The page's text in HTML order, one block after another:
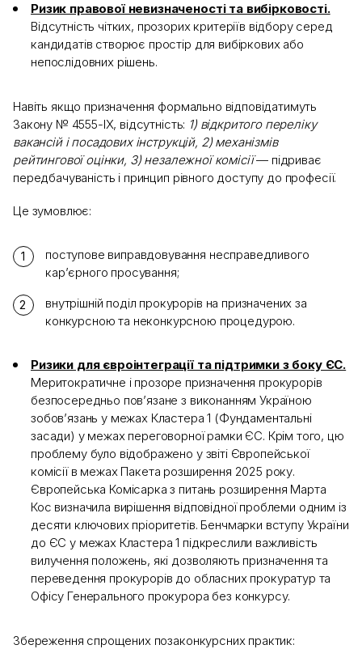
Ризик правової невизначеності та вибірковості.
Відсутність чітких, прозорих критеріїв відбору серед
кандидатів створює простір для вибіркових або
непослідовних рішень.
Навіть якщо призначення формально відповідатимуть
Закону № 4555-IX, відсутність: 1) відкритого переліку
вакансій і посадових інструкцій, 2) механізмів
рейтингової оцінки, 3) незалежної комісії— підриває
передбачуваність і принцип рівного доступу до професії.
Це зумовлює:
поступове виправдовування несправедливого
кар’єрного просування;
внутрішній поділ прокурорів на призначених за
конкурсною та неконкурсною процедурою.
Ризики для євроінтеграції та підтримки з боку ЄС.
Меритократичне і прозоре призначення прокурорів
безпосередньо пов’язане з виконанням Україною
зобов’язань у межах Кластера 1 (Фундаментальні
засади) у межах переговорної рамки ЄС. Крім того, цю
проблему було відображено у звіті Європейської
комісії в межах Пакета розширення 2025 року.
Європейська Комісарка з питань розширення Марта
Кос визначила вирішення відповідної проблеми одним із
десяти ключових пріоритетів. Бенчмарки вступу України
до ЄС у межах Кластера 1 підкреслили важливість
вилучення положень, які дозволяють призначення та
переведення прокурорів до обласних прокуратур та
Офісу Генерального прокурора без конкурсу.
Збереження спрощених позаконкурсних практик: